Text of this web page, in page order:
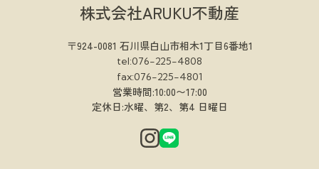
株式会社ARUKU不動産
〒924-0081 石川県白山市相木1丁目6番地1
tel:076-225-4808
fax:076-225-4801
営業時間:10:00〜17:00
定休日:水曜、第2、第4 日曜日